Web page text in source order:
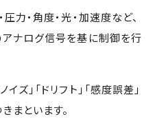
力・角度・光・加速度など、
ナログ信号を基に制御を行
ズ」「ドリフト」「感度誤差」
まといます。